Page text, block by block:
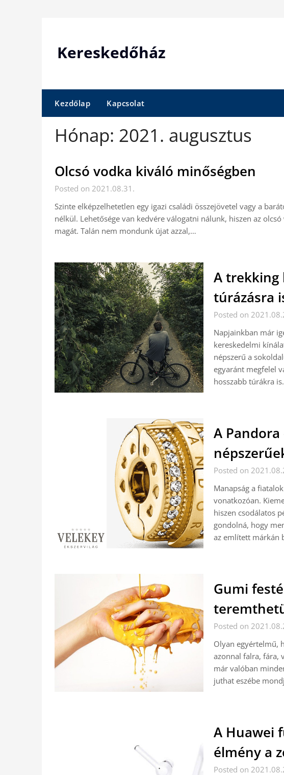
Kereskedőház
Kezdőlap Kapcsolat
Hónap: 2021. augusztus
Olcsó vodka kiváló minőségben
Posted on 2021.08.31.
Szinte elképzelhetetlen egy igazi családi összejövetel vagy a
nélkül. Lehetősége van kedvére válogatni nálunk, hiszen az
magát. Talán nem mondunk újat azzal,…
A trekking
túrázásra
Posted on
Napjainkban már
kereskedelmi
népszerű a
egyaránt megfelel
hosszabb túrákra
A
Posted on
Manapság a
vonatkozóan.
hiszen csodálatos
gondolná, hogy
az említett márkán
Gumi
Posted on
Olyan egyértelmű,
azonnal falra, fára,
már valóban
juthat eszébe
A Huawei
élmény a
Posted on